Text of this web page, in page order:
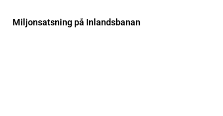
Miljonsatsning på Inlandsbanan